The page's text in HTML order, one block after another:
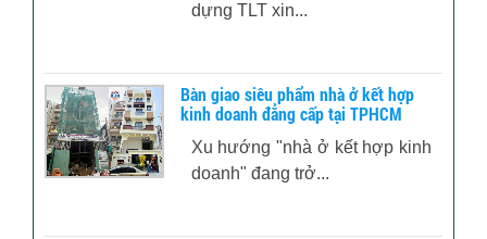
dựng TLT xin...
Bàn giao siêu phẩm nhà ở kết hợp
kinh doanh đẳng cấp tại TPHCM
Xu hướng "nhà ở kết hợp kinh
doanh" đang trở...